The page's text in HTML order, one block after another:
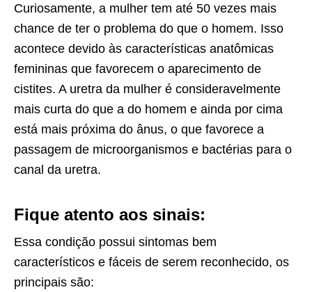
Curiosamente, a mulher tem até 50 vezes mais
chance de ter o problema do que o homem. Isso
acontece devido às características anatômicas
femininas que favorecem o aparecimento de
cistites. A uretra da mulher é consideravelmente
mais curta do que a do homem e ainda por cima
está mais próxima do ânus, o que favorece a
passagem de microorganismos e bactérias para o
canal da uretra.
Fique atento aos sinais:
Essa condição possui sintomas bem
característicos e fáceis de serem reconhecido, os
principais são: